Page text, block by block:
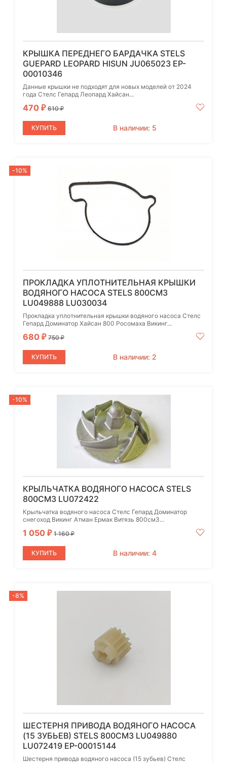
КРЫШКА ПЕРЕДНЕГО БАРДАЧКА STELS
GUEPARD LEOPARD HISUN JU065023 EP-
00010346
Данные крышки не подходят для новых моделей от 2024
года Стелс Гепард Леопард Хайсан...
470 ₽ 610₽
КУПИТЬ В наличии: 5
-10%
ПРОКЛАДКА УПЛОТНИТЕЛЬНАЯ КРЫШКИ
ВОДЯНОГО НАСОСА STELS 800СМ3
LU049888 LU030034
Прокладка уплотнительная крышки водяного насоса Стелс
Гепард Доминатор Хайсан 800 Росомаха Викинг...
680 ₽ 750₽
КУПИТЬ В наличии: 2
-10%
КРЫЛЬЧАТКА ВОДЯНОГО НАСОСА STELS
800СМ3 LU072422
Крыльчатка водяного насоса Стелс Гепард Доминатор
снегоход Викинг Атман Ермак Витязь 800см3...
1 050 ₽ 1 160₽
КУПИТЬ В наличии: 4
-8%
ШЕСТЕРНЯ ПРИВОДА ВОДЯНОГО НАСОСА
(15 ЗУБЬЕВ) STELS 800СМ3 LU049880
LU072419 EP-00015144
Шестерня привода водяного насоса (15 зубьев) Стелс